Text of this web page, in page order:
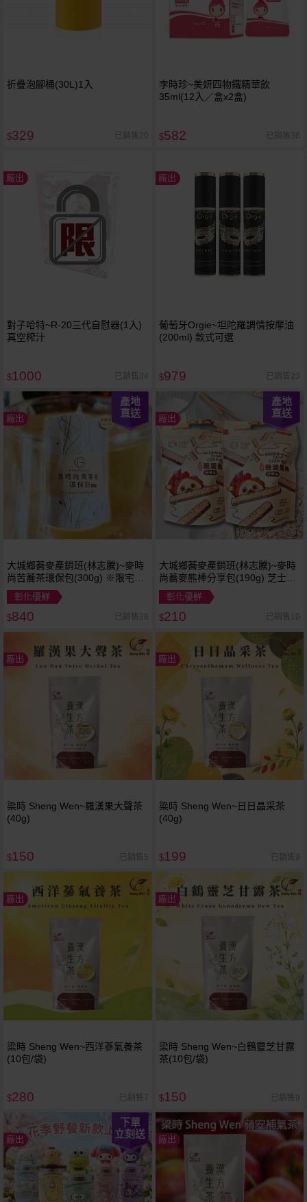
折疊泡腳桶(30L)1入
$329 已銷售20
李時珍~美妍四物鐵精華飲
35ml(12入／盒x2盒)
$582 已銷售36
廠出
對子哈特~R-20三代自慰器(1入)
真空榨汁
$1000 已銷售34
廠出
葡萄牙Orgie~坦陀羅調情按摩油
(200ml) 款式可選
$979 已銷售23
廠出
產地
直送
大城鄉蕎麥產銷班(林志騰)~麥時
尚苦蕎茶環保包(300g) ※限宅配
／無貨到付款
彰化優鮮
$840 已銷售28
廠出
產地
直送
大城鄉蕎麥產銷班(林志騰)~麥時
尚蕎麥熊棒分享包(190g) 芝士／
原味／蔥仔 款式可選
彰化優鮮
$210 已銷售10
廠出
梁時 Sheng Wen~羅漢果大聲茶
(40g)
$150 已銷售5
廠出
梁時 Sheng Wen~日日晶采茶
(40g)
$199 已銷售9
廠出
梁時 Sheng Wen~西洋蔘氣養茶
(10包/袋)
$280 已銷售7
廠出
梁時 Sheng Wen~白鶴靈芝甘露
茶(10包/袋)
$150 已銷售9
廠出
下單
立刻送
廠出